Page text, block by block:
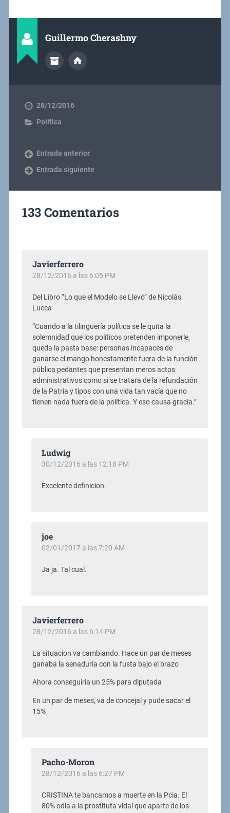
Guillermo Cherashny
28/12/2016
Política
Entrada anterior
Entrada siguiente
133 Comentarios
Javierferrero
28/12/2016 a las 6:05 PM
Del Libro “Lo que el Modelo se Llevó” de Nicolás
Lucca
“Cuando a la tilinguería política se le quita la
solemnidad que los políticos pretenden imponerle,
queda la pasta base: personas incapaces de
ganarse el mango honestamente fuera de la función
pública pedantes que presentan meros actos
administrativos como si se tratara de la refundación
de la Patria y tipos con una vida tan vacía que no
tienen nada fuera de la política. Y eso causa gracia.”
Ludwig
30/12/2016 a las 12:18 PM
Excelente definicion.
joe
02/01/2017 a las 7:20 AM
Ja ja. Tal cual.
Javierferrero
28/12/2016 a las 6:14 PM
La situacion va cambiando. Hace un par de meses
ganaba la senaduria con la fusta bajo el brazo
Ahora conseguiría un 25% para diputada
En un par de meses, va de concejal y pude sacar el
15%
Pacho-Moron
28/12/2016 a las 6:27 PM
CRISTINA te bancamos a muerte en la Pcia. El
80% odia a la prostituta vidal que aparte de los